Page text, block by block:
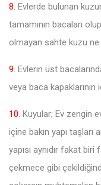
8. Evlerde bulunan
tamamının bacaları
olmayan sahte kuzu
9. Evlerin üst
veya baca
10. Kuyular; Ev zengin
içine bakın yapı taşları
yapısı aynıdır fakat biri
çekmece gibi